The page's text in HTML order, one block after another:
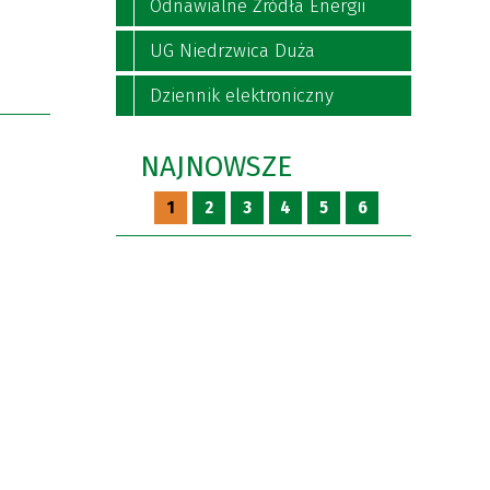
Odnawialne Źródła Energii
UG Niedrzwica Duża
Dziennik elektroniczny
NAJNOWSZE
1 2 3 4 5 6